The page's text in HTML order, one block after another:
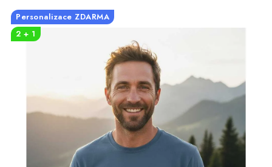
PRO PÁRY
VLASTNÍ MOTIV
OKAMŽITĚ K ODBĚRU
Personalizace ZDARMA
2 + 1